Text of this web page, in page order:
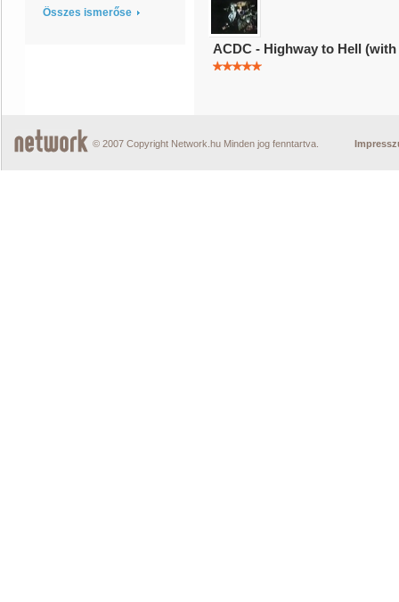
Összes ismerőse
ACDC - Highway to Hell
© 2007 Copyright Network.hu Minden jog fenntartva.